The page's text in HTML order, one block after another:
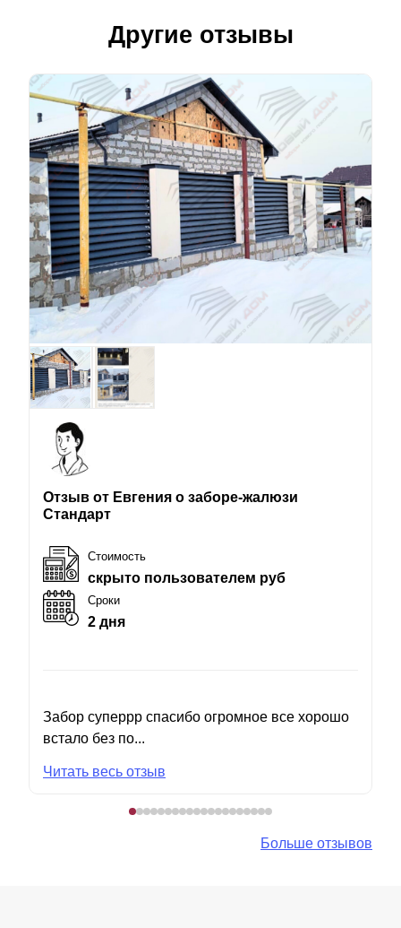
Другие отзывы
Отзыв от Евгения о заборе-жалюзи
Стандарт
Стоимость
скрыто пользователем руб
Сроки
2 дня
Забор суперрр спасибо огромное все хорошо
встало без по...
Читать весь отзыв
Больше отзывов